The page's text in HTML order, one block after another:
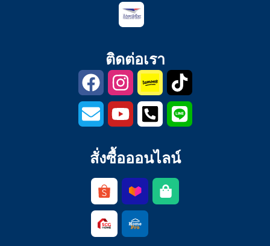
ติดต่อเรา
สั่งซื้อออนไลน์